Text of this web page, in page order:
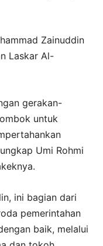
Zainuddin
Laskar Al-
gerakan-
untuk
Umi Rohmi
ini bagian dari
pemerintahan
baik, melalui